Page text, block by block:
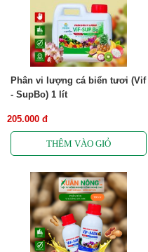
Phân vi lượng cá biển tươi (Vif
- SupBo) 1 lít
205.000 đ